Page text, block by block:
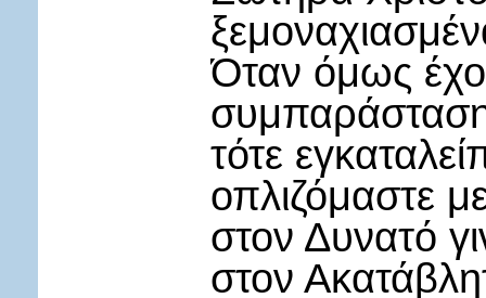
Όταν όμως
τότε
οπλιζόμαστε
στον Δυνατό
στον